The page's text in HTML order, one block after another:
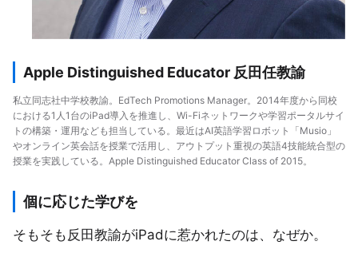
Apple Distinguished Educator 反田任教諭
私立同志社中学校教諭。EdTech Promotions Manager。2014年度から同校
における1人1台のiPad導入を推進し、Wi-Fiネットワークや学習ポータルサイ
トの構築・運用なども担当している。最近はAI英語学習ロボット「Musio」
やオンライン英会話を授業で活用し、アウトプット重視の英語4技能統合型の
授業を実践している。Apple Distinguished Educator Class of 2015。
個に応じた学びを
そもそも反田教諭がiPadに惹かれたのは、なぜか。